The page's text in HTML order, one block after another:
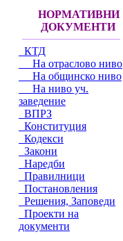
НОРМАТИВНИ
ДОКУМЕНТИ
КТД
На отраслово ниво
На общинско ниво
На ниво уч.
заведение
ВПРЗ
Конституция
Кодекси
Закони
Наредби
Правилници
Постановления
Решения, Заповеди
Проекти на
документи